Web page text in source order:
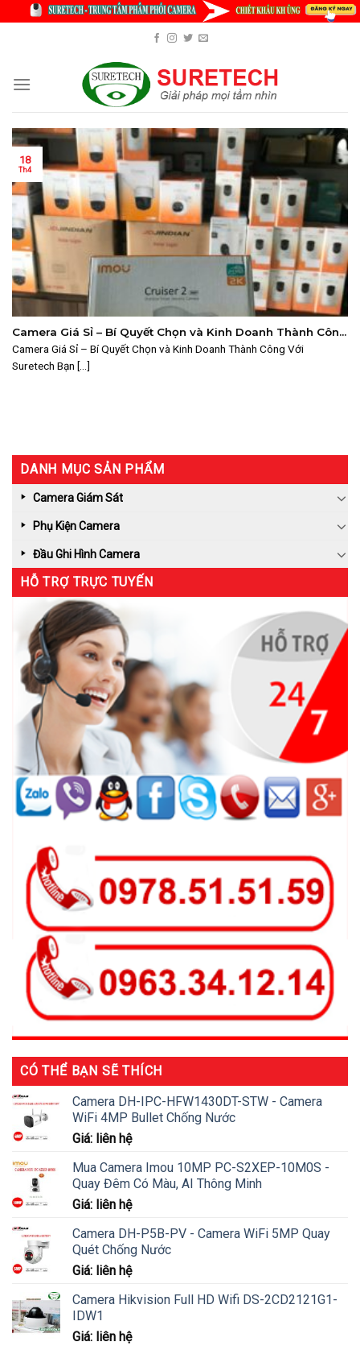
Camera Giá Sỉ – Bí Quyết Chọn và Kinh Doanh Thành Công
Với Suretech
Camera Giá Sỉ – Bí Quyết Chọn và Kinh Doanh Thành Công Với
Suretech Bạn [...]
18
Th4
DANH MỤC SẢN PHẨM
Camera Giám Sát
Phụ Kiện Camera
Đầu Ghi Hình Camera
HỖ TRỢ TRỰC TUYẾN
CÓ THỂ BẠN SẼ THÍCH
Camera DH-IPC-HFW1430DT-STW - Camera
WiFi 4MP Bullet Chống Nước
Giá: liên hệ
Mua Camera Imou 10MP PC-S2XEP-10M0S -
Quay Đêm Có Màu, AI Thông Minh
Giá: liên hệ
Camera DH-P5B-PV - Camera WiFi 5MP Quay
Quét Chống Nước
Giá: liên hệ
Camera Hikvision Full HD Wifi DS-2CD2121G1-
IDW1
Giá: liên hệ